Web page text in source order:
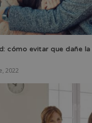
cómo evitar que dañe
2022